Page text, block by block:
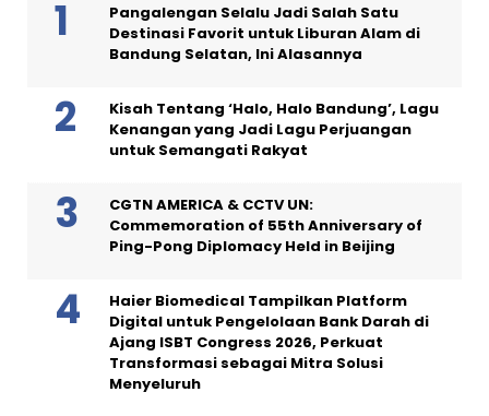
Pangalengan Selalu Jadi Salah Satu
Destinasi Favorit untuk Liburan Alam di
Bandung Selatan, Ini Alasannya
Kisah Tentang ‘Halo, Halo Bandung’, Lagu
Kenangan yang Jadi Lagu Perjuangan
untuk Semangati Rakyat
CGTN AMERICA & CCTV UN:
Commemoration of 55th Anniversary of
Ping-Pong Diplomacy Held in Beijing
Haier Biomedical Tampilkan Platform
Digital untuk Pengelolaan Bank Darah di
Ajang ISBT Congress 2026, Perkuat
Transformasi sebagai Mitra Solusi
Menyeluruh